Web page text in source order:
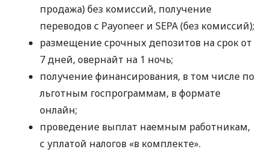
продажа) без комиссий, получение
переводов с Payoneer и SEPA (без комиссий);
размещение срочных депозитов на срок от
7 дней, овернайт на 1 ночь;
получение финансирования, в том числе по
льготным госпрограммам, в формате
онлайн;
проведение выплат наемным работникам,
с уплатой налогов «в комплекте».